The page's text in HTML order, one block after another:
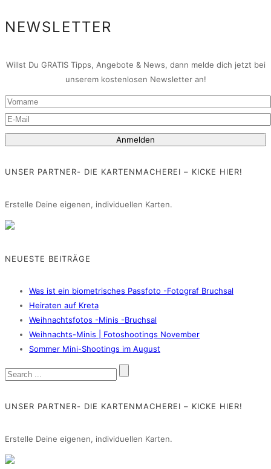
NEWSLETTER
Willst Du GRATIS Tipps, Angebote & News, dann melde dich jetzt bei
unserem kostenlosen Newsletter an!
UNSER PARTNER- DIE KARTENMACHEREI – KICKE HIER!
Erstelle Deine eigenen, individuellen Karten.
NEUESTE BEITRÄGE
Was ist ein biometrisches Passfoto -Fotograf Bruchsal
Heiraten auf Kreta
Weihnachtsfotos -Minis -Bruchsal
Weihnachts-Minis | Fotoshootings November
Sommer Mini-Shootings im August
UNSER PARTNER- DIE KARTENMACHEREI – KICKE HIER!
Erstelle Deine eigenen, individuellen Karten.